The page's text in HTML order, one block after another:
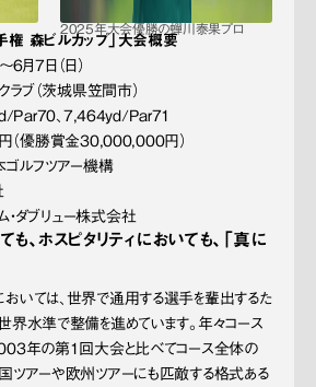
2025年大会優勝の蟬川泰果プロ
権 森ビルカップ」大会概要
6月7日（日）
ラブ（茨城県笠間市）
Par70、7,464yd/Par71
（優勝賞金30,000,000円）
主催：一般社団法人　日本ゴルフツアー機構
ム・ダブリュー株式会社
も、 ホスピタリティにおいても、 「真に
おいては、世界で通用する選手を輩出するた
界水準で整備を進めています。年々コース
年の第1回大会と比べてコース全体の
ツアーや欧州ツアーにも匹敵する格式ある